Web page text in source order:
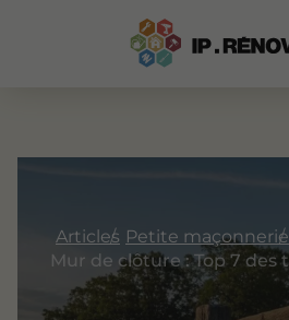
Articles Petite maçonnerie